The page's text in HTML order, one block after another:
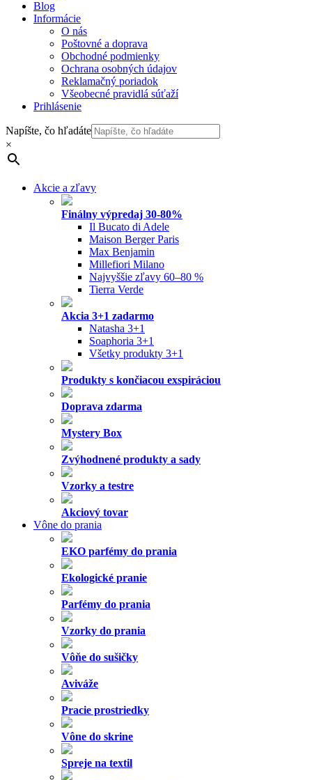
Blog
Informácie
O nás
Poštovné a doprava
Obchodné podmienky
Ochrana osobných údajov
Reklamačný poriadok
Všeobecné pravidlá súťaží
Prihlásenie
Napíšte, čo hľadáte
×
Akcie a zľavy
Finálny výpredaj 30-80%
Il Bucato di Adele
Maison Berger Paris
Max Benjamin
Millefiori Milano
Najvyššie zľavy 60–80 %
Tierra Verde
Akcia 3+1 zadarmo
Natasha 3+1
Soaphoria 3+1
Všetky produkty 3+1
Produkty s končiacou exspiráciou
Doprava zdarma
Mystery Box
Zvýhodnené produkty a sady
Vzorky a testre
Akciový tovar
Vône do prania
EKO parfémy do prania
Ekologické pranie
Parfémy do prania
Vzorky do prania
Vôňe do sušičky
Aviváže
Pracie prostriedky
Vône do skrine
Spreje na textil